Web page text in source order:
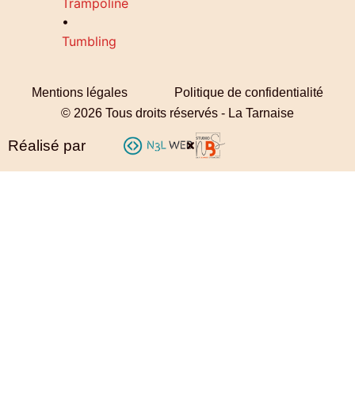
Trampoline
•
Tumbling
Mentions légales
Politique de confidentialité
© 2026 Tous droits réservés - La Tarnaise
Réalisé par